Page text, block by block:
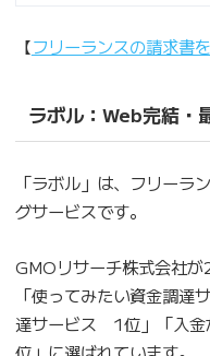
【フリーランスの請求書
ラボル：Web完結・
「ラボル」は、フリーラ
グサービスです。
GMOリサーチ株式会社が
「使ってみたい資金調
達サービス 1位」「入